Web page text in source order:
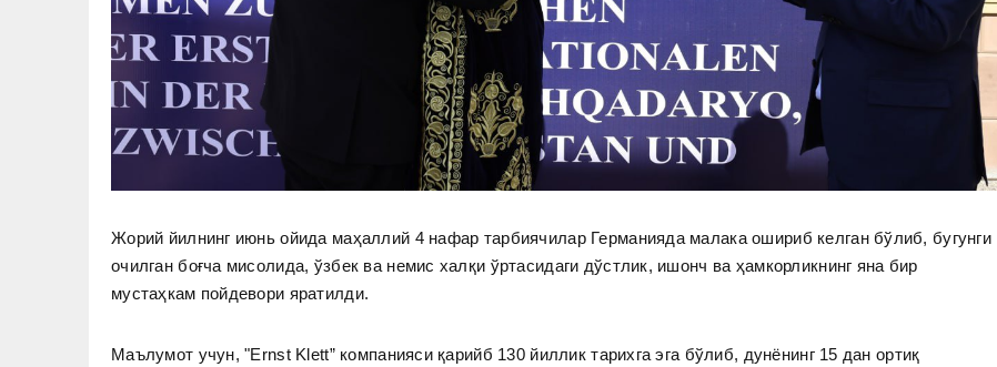
Жорий йилнинг июнь ойида маҳаллий 4 нафар тарбиячилар Германияда малака ошириб келган бўлиб, бугунги
очилган боғча мисолида, ўзбек ва немис халқи ўртасидаги дўстлик, ишонч ва ҳамкорликнинг яна бир
мустаҳкам пойдевори яратилди.
Маълумот учун, "Ernst Klett” компанияси қарийб 130 йиллик тарихга эга бўлиб, дунёнинг 15 дан ортиқ